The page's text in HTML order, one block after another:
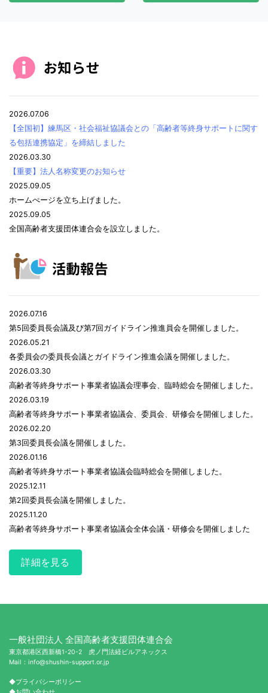
2026.07.06
【全国初】練馬区・社会福祉協議会との「高齢者等終身サポートに関す
る包括連携協定」を締結しました
2026.03.30
【重要】法人名称変更のお知らせ
2025.09.05
ホームぺージを立ち上げました。
2025.09.05
全国高齢者支援団体連合会を設立しました。
2026.07.16
第5回委員長会議及び第7回ガイドライン推進員会を開催しました。
2026.05.21
各委員会の委員長会議とガイドライン推進会議を開催しました。
2026.03.30
高齢者等終身サポート事業者協議会理事会、臨時総会を開催しました。
2026.03.19
高齢者等終身サポート事業者協議会、委員会、研修会を開催しました。
2026.02.20
第3回委員長会議を開催しました。
2026.01.16
高齢者等終身サポート事業者協議会臨時総会を開催しました。
2025.12.11
第2回委員長会議を開催しました。
2025.11.20
高齢者等終身サポート事業者協議会全体会議・研修会を開催しました
詳細を見る
一般社団法人 全国高齢者支援団体連合会
東京都港区西新橋1-20-2 虎ノ門法経ビルアネックス
Mail：info@shushin-support.or.jp
◆プライバシーポリシー